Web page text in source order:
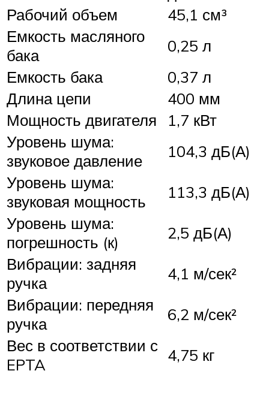
Рабочий объем
45,1 см³
Емкость масляного
бака
0,25 л
Емкость бака
0,37 л
Длина цепи
400 мм
Мощность двигателя
1,7 кВт
Уровень шума:
звуковое давление
104,3 дБ(А)
Уровень шума:
звуковая мощность
113,3 дБ(А)
Уровень шума:
погрешность (к)
2,5 дБ(А)
Вибрации: задняя
ручка
4,1 м/сек²
Вибрации: передняя
ручка
6,2 м/сек²
Вес в соответствии с
EPTA
4,75 кг